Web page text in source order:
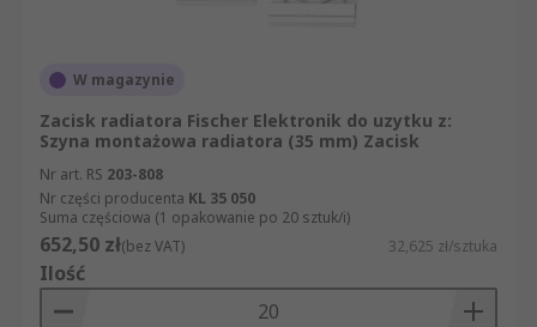
W magazynie
Zacisk radiatora Fischer Elektronik do uzytku z:
Szyna montażowa radiatora (35 mm) Zacisk
Nr art. RS 203-808
Nr części producenta KL 35 050
Suma częściowa (1 opakowanie po 20 sztuk/i)
652,50 zł(bez VAT) 32,625 zł/sztuka
Ilość